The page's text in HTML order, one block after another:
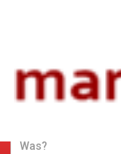
Jobs und
Marketing